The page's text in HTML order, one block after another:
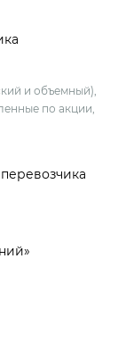
и объемный),
по акции,